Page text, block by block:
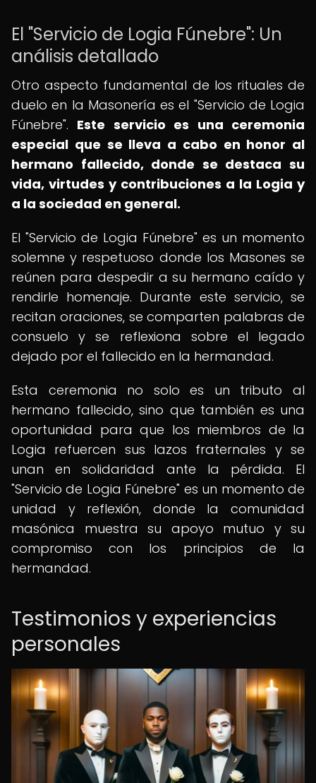
El "Servicio de Logia Fúnebre": Un
análisis detallado
Otro aspecto fundamental de los rituales de
duelo en la Masonería es el "Servicio de Logia
Fúnebre". Este servicio es una ceremonia
especial que se lleva a cabo en honor al
hermano fallecido, donde se destaca su
vida, virtudes y contribuciones a la Logia y
a la sociedad en general.
El "Servicio de Logia Fúnebre" es un momento
solemne y respetuoso donde los Masones se
reúnen para despedir a su hermano caído y
rendirle homenaje. Durante este servicio, se
recitan oraciones, se comparten palabras de
consuelo y se reflexiona sobre el legado
dejado por el fallecido en la hermandad.
Esta ceremonia no solo es un tributo al
hermano fallecido, sino que también es una
oportunidad para que los miembros de la
Logia refuercen sus lazos fraternales y se
unan en solidaridad ante la pérdida. El
"Servicio de Logia Fúnebre" es un momento de
unidad y reflexión, donde la comunidad
masónica muestra su apoyo mutuo y su
compromiso con los principios de la
hermandad.
Testimonios y experiencias
personales